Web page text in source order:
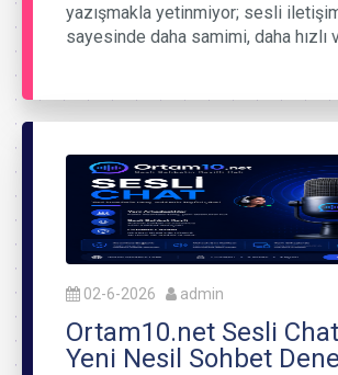
yazışmakla yetinmiyor; sesli
sayesinde daha samimi, daha hızlı
02-6-2026 admin
Ortam10.net Sesli
Yeni Nesil Sohbet